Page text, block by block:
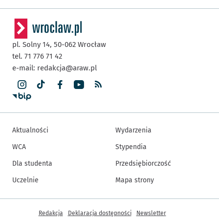
pl. Solny 14, 50-062 Wrocław
tel. 71 776 71 42
e-mail: redakcja@araw.pl
Aktualności
WCA
Dla studenta
Uczelnie
Wydarzenia
Stypendia
Przedsiębiorczość
Mapa strony
Inne informacje
Redakcja Deklaracja dostępności Newsletter